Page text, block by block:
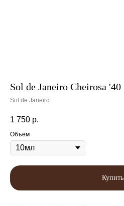
Sol de Janeiro Cheirosa '40
Sol de Janeiro
1 750 р.
Объем
Купить